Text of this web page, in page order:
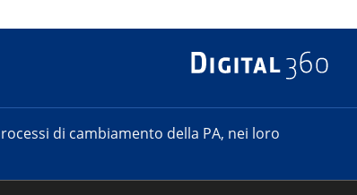
di cambiamento della PA, nei loro